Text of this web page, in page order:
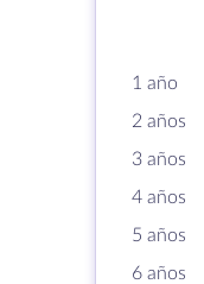
1 año
2 años
3 años
4 años
5 años
6 años